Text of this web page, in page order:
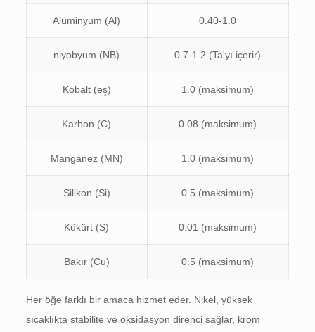
Alüminyum (Al) 0.40-1.0
niyobyum (NB) 0.7-1.2 (Ta'yı içerir)
Kobalt (eş) 1.0 (maksimum)
Karbon (C) 0.08 (maksimum)
Manganez (MN) 1.0 (maksimum)
Silikon (Si) 0.5 (maksimum)
Kükürt (S) 0.01 (maksimum)
Bakır (Cu) 0.5 (maksimum)
Her öğe farklı bir amaca hizmet eder. Nikel, yüksek
sıcaklıkta stabilite ve oksidasyon direnci sağlar, krom